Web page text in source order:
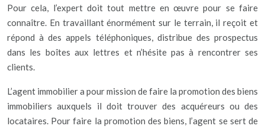
Pour cela, l’expert doit tout mettre en œuvre pour se faire
connaître. En travaillant énormément sur le terrain, il reçoit et
répond à des appels téléphoniques, distribue des prospectus
dans les boîtes aux lettres et n’hésite pas à rencontrer ses
clients.
L’agent immobilier a pour mission de faire la promotion des biens
immobiliers auxquels il doit trouver des acquéreurs ou des
locataires. Pour faire la promotion des biens, l’agent se sert de